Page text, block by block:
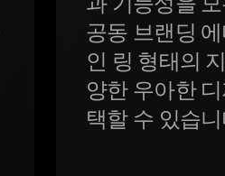
공동 브랜딩
인 링 형태의
양한 우아한
택할 수 있습